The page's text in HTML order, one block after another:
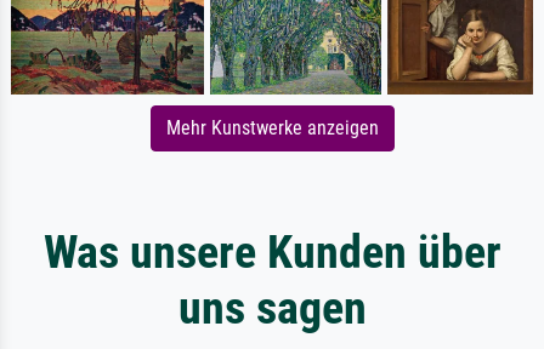
Mehr Kunstwerke anzeigen
Was unsere Kunden über
uns sagen